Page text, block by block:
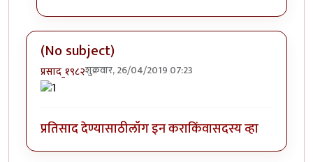
(No subject)
प्रसाद_१९८२शुक्रवार, 26/04/2019 07:23
प्रतिसाद देण्यासाठीलॉग इन कराकिंवासदस्य व्हा